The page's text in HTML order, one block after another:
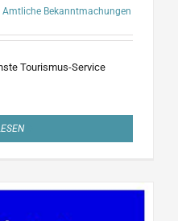
Amtliche Bekanntmachungen
Tourismus-Service